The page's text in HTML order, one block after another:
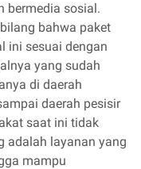
bermedia sosial.
bahwa paket
ini sesuai dengan
yang sudah
di daerah
daerah pesisir
saat ini tidak
adalah layanan yang
mampu